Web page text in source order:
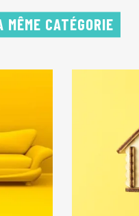
CATÉGORIE